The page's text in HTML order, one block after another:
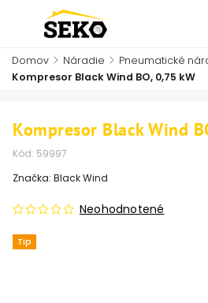
Domov / Náradie / Pneumatické
Kompresor Black Wind BO, 0,75 kW
Kompresor Black Wind
Kód: 59997
Tip
Neohodnotené
Značka: Black Wind